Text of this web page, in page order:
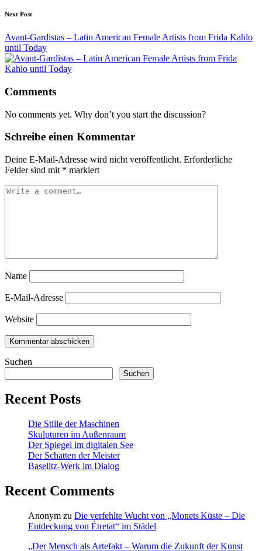
Next Post
Avant-Gardistas – Latin American Female Artists from Frida Kahlo
until Today
Comments
No comments yet. Why don’t you start the discussion?
Schreibe einen Kommentar
Deine E-Mail-Adresse wird nicht veröffentlicht. Erforderliche
Felder sind mit * markiert
Name
E-Mail-Adresse
Website
Suchen
Suchen
Recent Posts
Die Stille der Maschinen
Skulpturen im Außenraum
Der Spiegel im digitalen See
Der Schatten der Meister
Baselitz‑Werk im Dialog
Recent Comments
Anonym zu Die verfehlte Wucht von „Monets Küste – Die
Entdeckung von Étretat“ im Städel
„Der Mensch als Artefakt – Warum die Zukunft der Kunst